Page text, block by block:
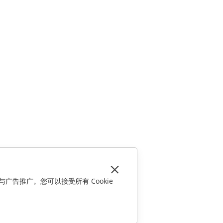
广告推广。您可以接受所有 Cookie